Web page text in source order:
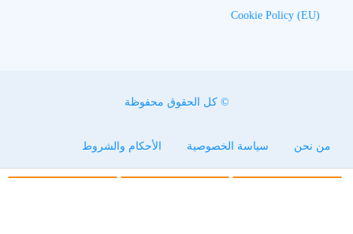
Cookie Policy (EU)
© كل الحقوق محفوظة
من نحن سياسة الخصوصية الأحكام والشروط